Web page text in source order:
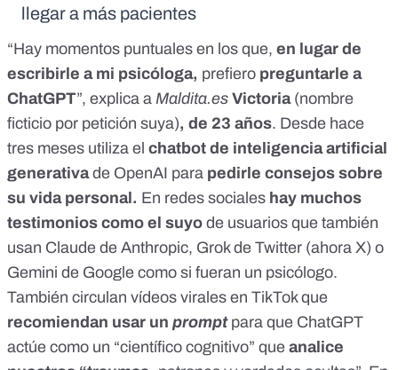
llegar a más pacientes
“Hay momentos puntuales en los que, en lugar de
escribirle a mi psicóloga, prefiero preguntarle a
ChatGPT”, explica a Maldita.es Victoria (nombre
ficticio por petición suya), de 23 años. Desde hace
tres meses utiliza el chatbot de inteligencia artificial
generativade OpenAI para pedirle consejos sobre
su vida personal. En redes sociales hay muchos
testimonios como el suyo de usuarios que también
usan Claude de Anthropic, Grok de Twitter (ahora X) o
Gemini de Google como si fueran un psicólogo.
También circulan vídeos virales en TikTok que
recomiendan usar un prompt para que ChatGPT
actúe como un “científico cognitivo” que analice